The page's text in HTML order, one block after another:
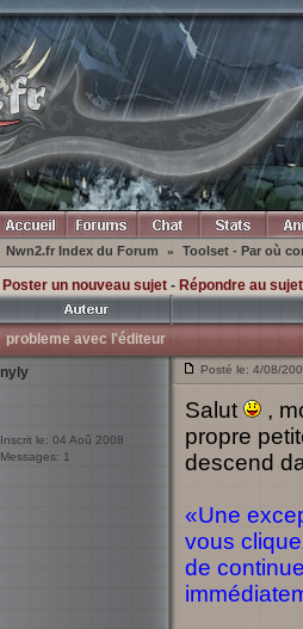
Nwn2.fr Index du Forum » Toolset - Par où
Poster un nouveau sujet- Répondre au sujet
probleme avec l'éditeur
nyly
Inscrit le: 04 Aoû 2008
Messages: 1
Posté le: 4/08/
Salut
,
propre
descend
«Une
vous
de